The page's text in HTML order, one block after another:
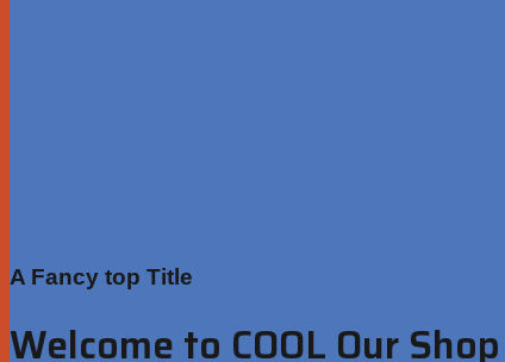
A Fancy top Title
Welcome to COOL Our Shop